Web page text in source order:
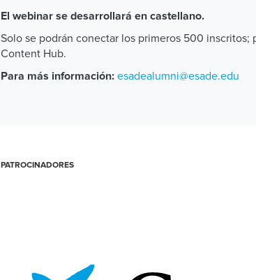
El webinar se desarrollará en castellano.
Solo se podrán conectar los primeros 500 inscritos;
Content Hub.
Para más información: esadealumni@esade.edu
PATROCINADORES